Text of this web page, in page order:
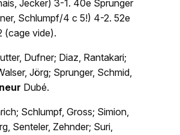
Jecker) 3-1. 40e Sprunger
Schlumpf/4 c 5!) 4-2. 52e
(cage vide).
Dufner; Diaz, Rantakari;
Jörg; Sprunger, Schmid,
Dubé.
Schlumpf, Gross; Simion,
Senteler, Zehnder; Suri,